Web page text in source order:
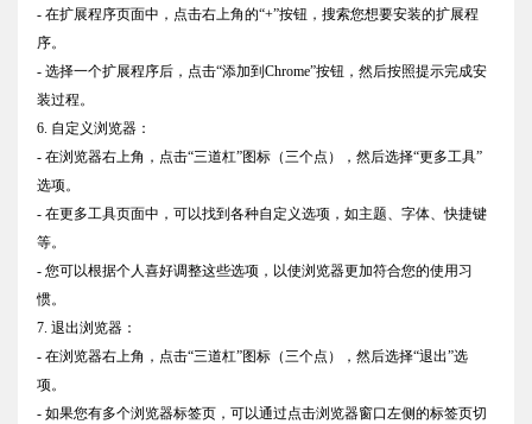
- 在扩展程序页面中，点击右上角的“+”按钮，搜索您想要安装的扩展程
序。
- 选择一个扩展程序后，点击“添加到Chrome”按钮，然后按照提示完成安
装过程。
6. 自定义浏览器：
- 在浏览器右上角，点击“三道杠”图标（三个点），然后选择“更多工具”
选项。
- 在更多工具页面中，可以找到各种自定义选项，如主题、字体、快捷键
等。
- 您可以根据个人喜好调整这些选项，以使浏览器更加符合您的使用习
惯。
7. 退出浏览器：
- 在浏览器右上角，点击“三道杠”图标（三个点），然后选择“退出”选
项。
- 如果您有多个浏览器标签页，可以通过点击浏览器窗口左侧的标签页切